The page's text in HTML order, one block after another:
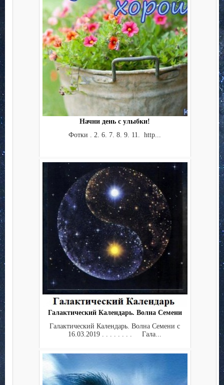
Начни день с улыбки!
Фотки . 2. 6. 7. 8. 9. 11. http...
Галактический Календарь. Волна Семени
Галактический Календарь. Волна Семени с
16.03.2019 . . . . . . . . Гала...